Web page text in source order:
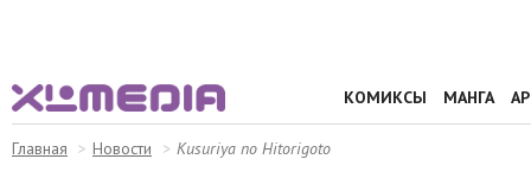
КОМИКСЫ МАНГА
Главная Новости Kusuriya no Hitorigoto